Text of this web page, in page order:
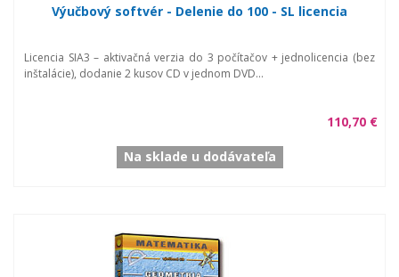
Výučbový softvér - Delenie do 100 - SL licencia
Licencia SIA3 – aktivačná verzia do 3 počítačov + jednolicencia (bez
inštalácie), dodanie 2 kusov CD v jednom DVD...
110,70 €
Na sklade u dodávateľa